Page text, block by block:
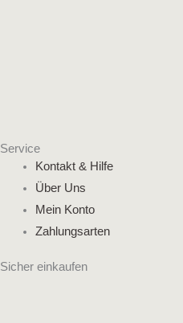
Service
Kontakt & Hilfe
Über Uns
Mein Konto
Zahlungsarten
Sicher einkaufen